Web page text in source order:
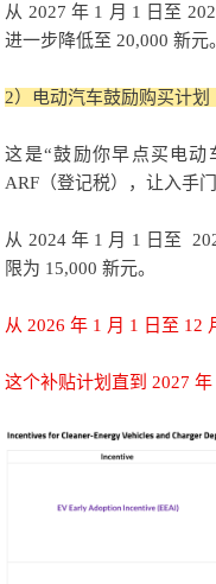
从 2027 年 1 月 1 日至
进一步降低至 20,000 新元
2）电动汽车鼓励购买计划
这是“鼓励你早点买电动
ARF（登记税），让入手门
从 2024 年 1 月 1 日至
限为 15,000 新元。
从 2026 年 1 月 1 日至 12
这个补贴计划直到 2027 年